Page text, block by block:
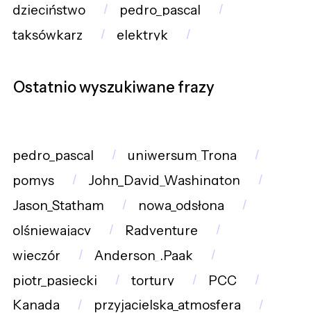
dzieciństwo
pedro_pascal
taksówkarz
elektryk
Ostatnio wyszukiwane frazy
pedro_pascal
uniwersum_Trona
pomys
John_David_Washington
Jason_Statham
nowa_odsłona
olśniewający
Radventure
wieczór
Anderson_.Paak
piotr_pasiecki
tortury
PCC
Kanada
przyjacielska_atmosfera